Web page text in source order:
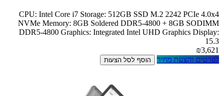
CPU: Intel Core i7 Storage: 512GB SSD M.2 2242 PCIe 4.0x4
NVMe Memory: 8GB Soldered DDR5-4800 + 8GB SODIMM
DDR5-4800 Graphics: Integrated Intel UHD Graphics Display:
15.3
₪3,621
לפרטים והצעת מחיר
הוסף לסל הצעות